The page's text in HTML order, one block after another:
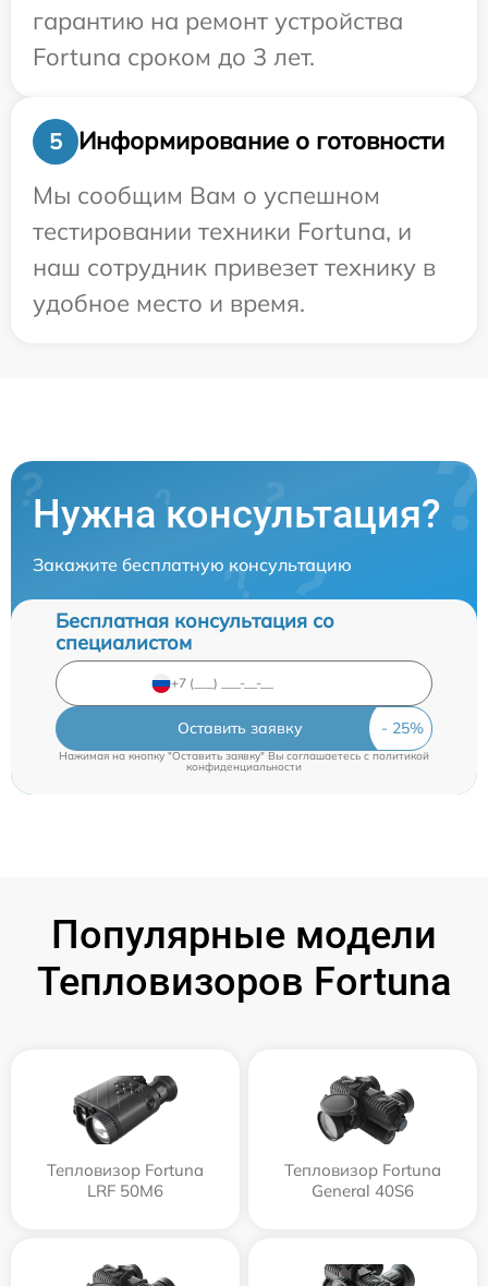
гарантию на ремонт устройства
Fortuna сроком до 3 лет.
5
Информирование о готовности
Мы сообщим Вам о успешном
тестировании техники Fortuna, и
наш сотрудник привезет технику в
удобное место и время.
Нужна консультация?
Закажите бесплатную консультацию
Бесплатная консультация со
специалистом
Оставить заявку
Нажимая на кнопку "Оставить заявку" Вы соглашаетесь cполитикой
конфиденциальности
Популярные модели
Тепловизоров Fortuna
Тепловизор Fortuna
LRF 50M6
Тепловизор Fortuna
General 40S6